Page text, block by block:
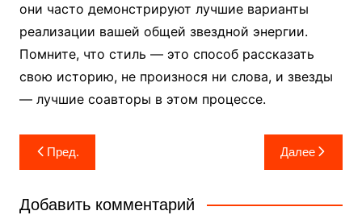
они часто демонстрируют лучшие варианты
реализации вашей общей звездной энергии.
Помните, что стиль — это способ рассказать
свою историю, не произнося ни слова, и звезды
— лучшие соавторы в этом процессе.
Навигация
по
записям
Пред. Далее
Добавить комментарий